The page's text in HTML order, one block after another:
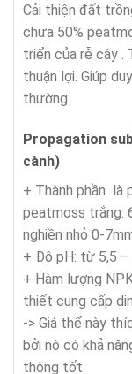
Cải thiện đất
chưa 50%
triển của rễ cây .
thuận lợi. Giúp
thường.
Propagation
cành)
+ Thành phần là
peatmoss trắng:
nghiền nhỏ 0-
+ Độ pH: từ 5,5 –
+ Hàm lượng
thiết cung cấp
-> Giá thể này
bởi nó có khả
thông tốt.